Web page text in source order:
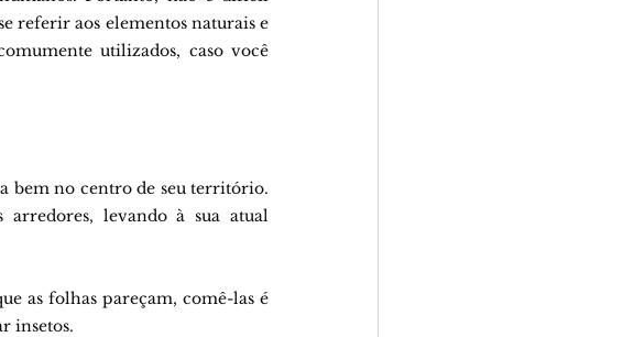
referir aos elementos naturais e
utilizados, caso você
bem no centro de seu território.
arredores, levando à sua atual
as folhas pareçam, comê-las é
insetos.